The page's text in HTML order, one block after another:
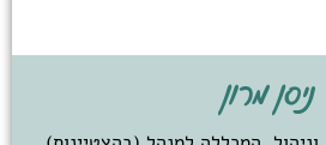
ניסן מרון